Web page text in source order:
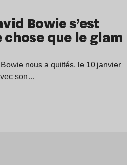
Bowie s’est
que le glam
nous a quittés, le 10 janvier
son…